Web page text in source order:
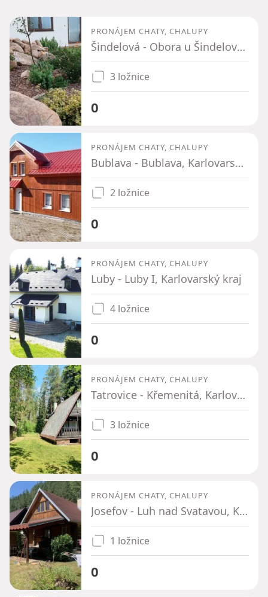
PRONÁJEM CHATY, CHALUPY
Šindelová - Obora u Šindelové, Karlovarský kraj
3 ložnice
0
PRONÁJEM CHATY, CHALUPY
Bublava - Bublava, Karlovarský kraj
2 ložnice
0
PRONÁJEM CHATY, CHALUPY
Luby - Luby I, Karlovarský kraj
4 ložnice
0
PRONÁJEM CHATY, CHALUPY
Tatrovice - Křemenitá, Karlovarský kraj
3 ložnice
0
PRONÁJEM CHATY, CHALUPY
Josefov - Luh nad Svatavou, Karlovarský kraj
1 ložnice
0